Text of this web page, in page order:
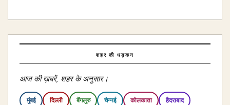
शहर की धड़कन
आज की ख़बरें, शहर के अनुसार।
मुंबई दिल्ली बेंगलुरु चेन्नई कोलकाता हैदराबाद